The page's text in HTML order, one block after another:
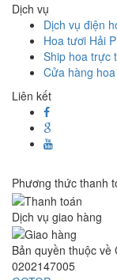
Dịch vụ
Dịch vụ điện
Hoa tươi Hải
Ship hoa trực
Cửa hàng
Liên kết
Phương thức thanh
Dịch vụ giao hàng
Bản quyền thuộc về
0202147005